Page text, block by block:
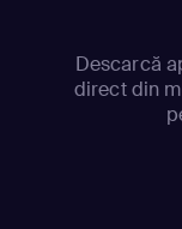
Descarcă
direct din